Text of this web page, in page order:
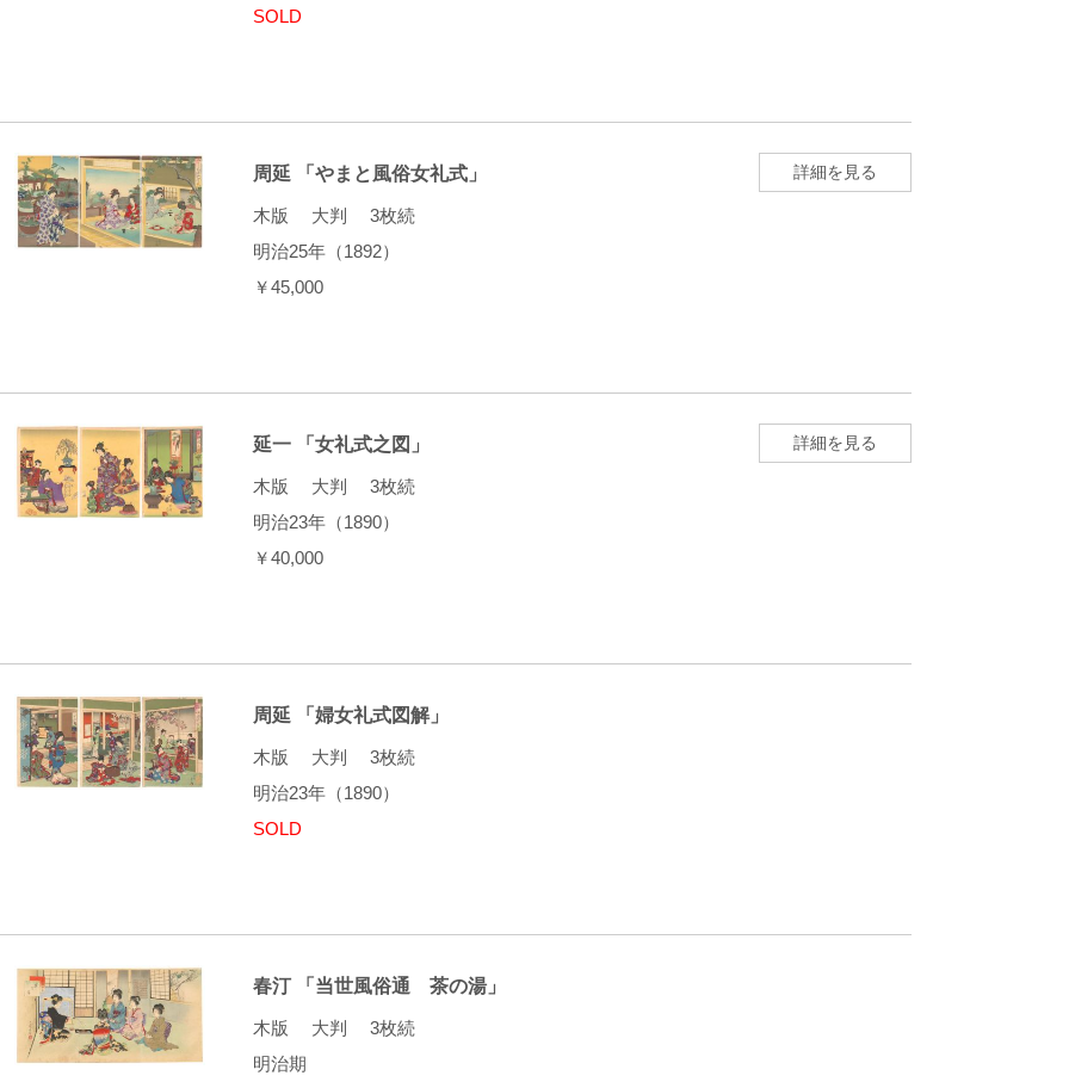
SOLD
周延 「やまと風俗女礼式」
木版 大判 3枚続
明治25年（1892）
￥45,000
詳細を見る
延一 「女礼式之図」
木版 大判 3枚続
明治23年（1890）
￥40,000
詳細を見る
周延 「婦女礼式図解」
木版 大判 3枚続
明治23年（1890）
SOLD
春汀 「当世風俗通 茶の湯」
木版 大判 3枚続
明治期